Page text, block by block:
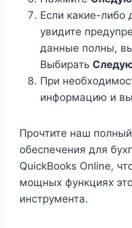
Если какие-либо
увидите
данные полны,
Выбирать
При
информацию и
Прочтите наш
обеспечения для
QuickBooks Online,
мощных функциях
инструмента.